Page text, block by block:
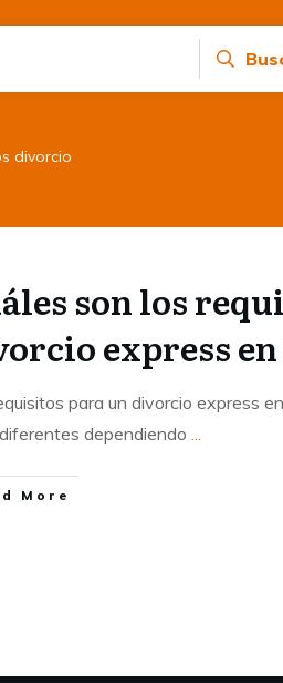
divorcio
son los
express
para un divorcio express
dependiendo ...
More